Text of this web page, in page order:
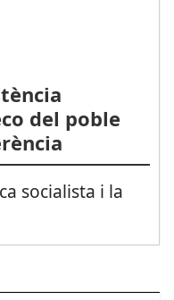
del poble
socialista i la